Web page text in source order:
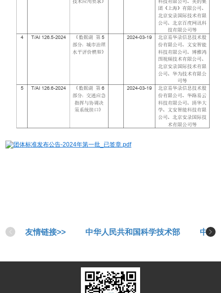
团体标准发布公告-2024年第一批_已签章.pdf
友情链接>> 中华人民共和国科学技术部 中华